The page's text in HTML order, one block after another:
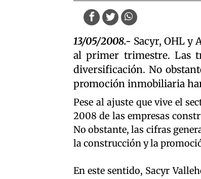
13/05/2008.- Sacyr, OHL y
al primer trimestre. Las
diversificación. No
promoción inmobiliaria
Pese al ajuste que vive el
2008 de las empresas
No obstante, las cifras
la construcción y la
En este sentido, Sacyr